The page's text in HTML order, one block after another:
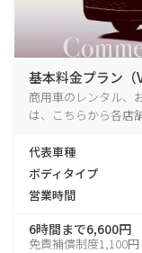
基本料金プラン（
商用車のレンタル、
は、こちらから各店
代表車種
ボディタイプ
営業時間
6時間まで6,600円
免責補償制度1,100円